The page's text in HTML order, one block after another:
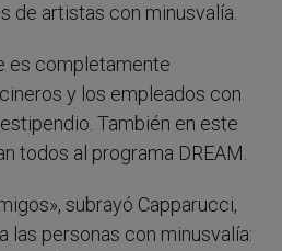
de artistas con minusvalía.
es completamente
y los empleados con
También en este
todos al programa DREAM.
subrayó Capparucci,
las personas con minusvalía: